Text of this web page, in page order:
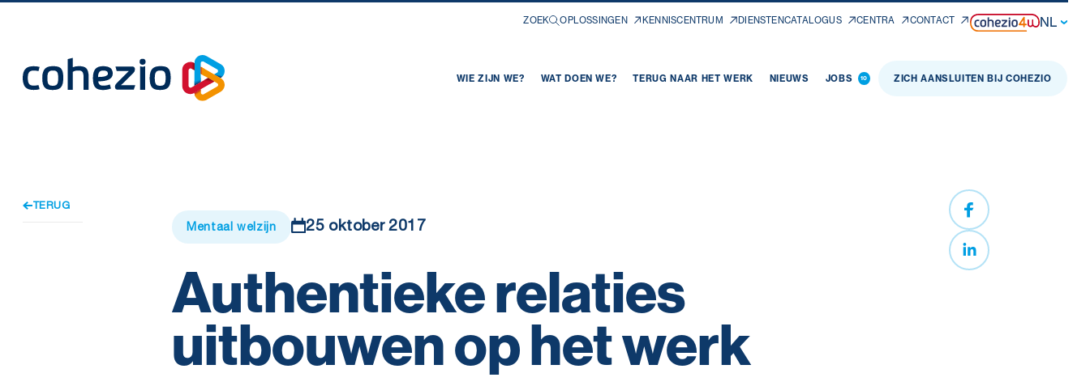
Skip
ZOEK OPLOSSINGEN KENNISCENTRUM DIENSTENCATALOGUS CENTRA CONTACT NL
WIE ZIJN WE? WAT DOEN WE? TERUG NAAR HET WERK NIEUWS JOBS 10 ZICH AANSLUITEN BIJ COHEZIO
TERUG
Mentaal welzijn 25 oktober 2017
Authentieke relaties
uitbouwen op het werk